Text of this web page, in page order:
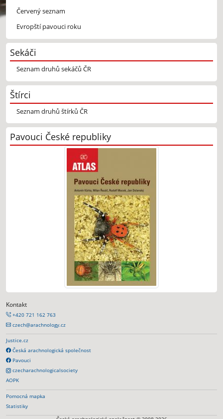
Červený seznam
Evropští pavouci roku
Sekáči
Seznam druhů sekáčů ČR
Štírci
Seznam druhů štírků ČR
Pavouci České republiky
Kontakt
+420 721 162 763
czech@arachnology.cz
Justice.cz
Česká arachnologická společnost
Pavouci
czecharachnologicalsociety
AOPK
Pomocná mapka
Statistiky